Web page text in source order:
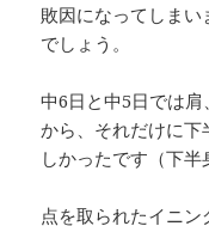
敗因になってしま
でしょう。
中6日と中5日では
から、それだけに
しかったです（下半
点を取られたイニ